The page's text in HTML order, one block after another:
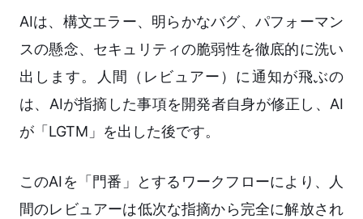
AIは、構文エラー、明らかなバグ、パフォーマン
スの懸念、セキュリティの脆弱性を徹底的に洗い
出します。人間（レビュアー）に通知が飛ぶの
は、AIが指摘した事項を開発者自身が修正し、AI
が「LGTM」を出した後です。
このAIを「門番」とするワークフローにより、人
間のレビュアーは低次な指摘から完全に解放され